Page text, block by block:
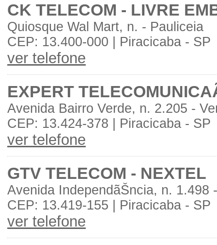
CK TELECOM - LIVRE
Quiosque Wal Mart, n. - Pauliceia
CEP: 13.400-000 | Piracicaba - SP
ver telefone
EXPERT
Avenida Bairro Verde, n. 2.205 -
CEP: 13.424-378 | Piracicaba - SP
ver telefone
GTV TELECOM - NEXTEL
Avenida IndependãŠncia, n. 1.498
CEP: 13.419-155 | Piracicaba - SP
ver telefone